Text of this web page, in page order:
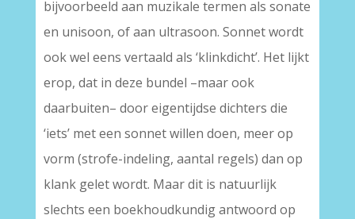
bijvoorbeeld aan muzikale termen als sonate
en unisoon, of aan ultrasoon. Sonnet wordt
ook wel eens vertaald als ‘klinkdicht’. Het lijkt
erop, dat in deze bundel –maar ook
daarbuiten– door eigentijdse dichters die
‘iets’ met een sonnet willen doen, meer op
vorm (strofe-indeling, aantal regels) dan op
klank gelet wordt. Maar dit is natuurlijk
slechts een boekhoudkundig antwoord op